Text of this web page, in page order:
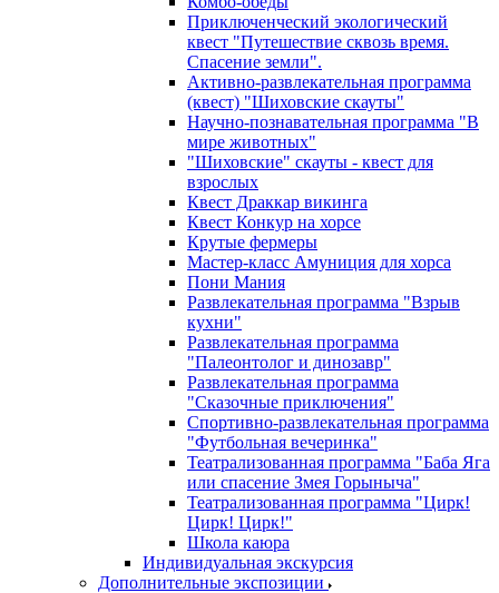
Приключенческий экологический
квест "Путешествие сквозь время.
Спасение земли".
Активно-развлекательная программа
(квест) "Шиховские скауты"
Научно-познавательная программа "В
мире животных"
"Шиховские" скауты - квест для
взрослых
Квест Драккар викинга
Квест Конкур на хорсе
Крутые фермеры
Мастер-класс Амуниция для хорса
Пони Мания
Развлекательная программа "Взрыв
кухни"
Развлекательная программа
"Палеонтолог и динозавр"
Развлекательная программа
"Сказочные приключения"
Спортивно-развлекательная программа
"Футбольная вечеринка"
Театрализованная программа "Баба Яга
или спасение Змея Горыныча"
Театрализованная программа "Цирк!
Цирк! Цирк!"
Школа каюра
Индивидуальная экскурсия
Дополнительные экспозиции